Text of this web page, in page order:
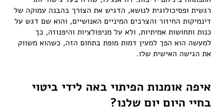
רגשית ופסיכולוגית לנושא, הדגיש את הצורך בהבנה עמוקה של
דינמיקות החיזור והצרכים המיניים האנושיים, והוא שם דגש על
כנות ותחושות אמיתיות, ולא על מניפולציות והיפנוזה, כך
למעשה הוא הפך למעין דמות מופת בתחום הזה, כשהוא משווק
את הגישה האישית שלו.
איפה אומנות הפיתוי באה לידי ביטוי
בחיי היום יום שלנו?